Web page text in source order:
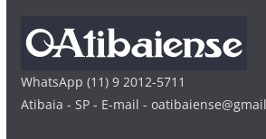
WhatsApp (11) 9 2012-5711
Atibaia - SP - E-mail -